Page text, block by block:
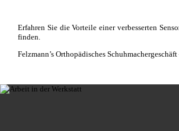
Erfahren Sie die Vorteile einer verbesserten
finden.
Felzmann’s Orthopädisches